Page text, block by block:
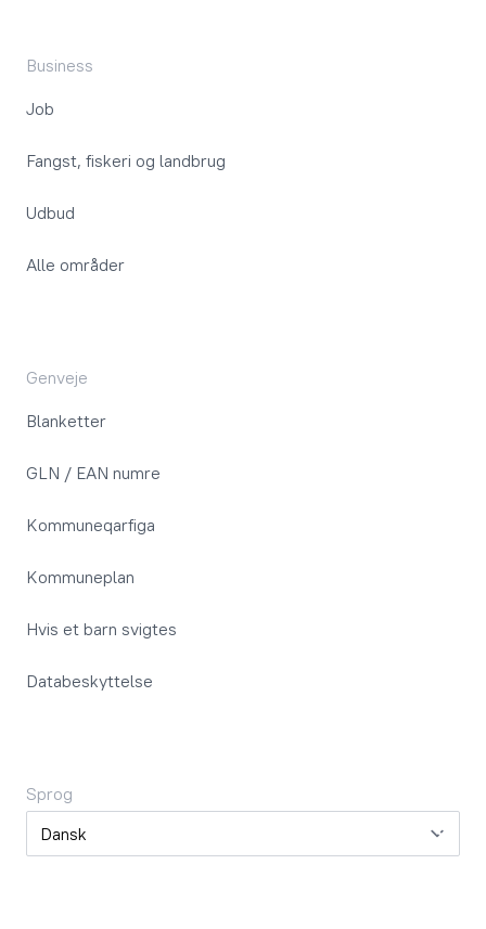
Business
Job
Fangst, fiskeri og landbrug
Udbud
Alle områder
Genveje
Blanketter
GLN / EAN numre
Kommuneqarfiga
Kommuneplan
Hvis et barn svigtes
Databeskyttelse
Sprog
Sprog